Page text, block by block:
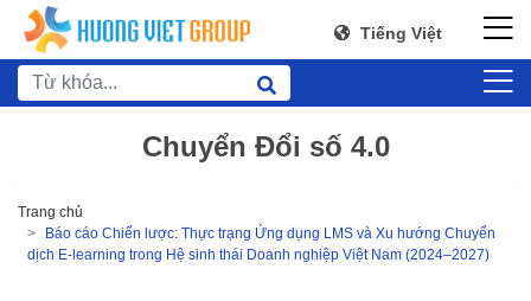
Tiếng Việt
Chuyển Đổi số 4.0
Trang chủ
Báo cáo Chiến lược: Thực trạng Ứng dụng LMS và Xu hướng Chuyển
dịch E-learning trong Hệ sinh thái Doanh nghiệp Việt Nam (2024–2027)